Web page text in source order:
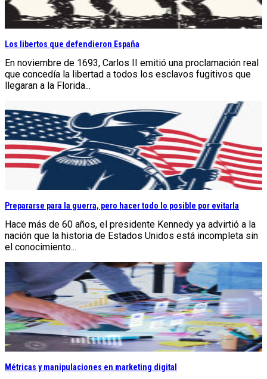
Los libertos que defendieron España
En noviembre de 1693, Carlos II emitió una proclamación real
que concedía la libertad a todos los esclavos fugitivos que
llegaran a la Florida...
Prepararse para la guerra, pero hacer todo lo posible por evitarla
Hace más de 60 años, el presidente Kennedy ya advirtió a la
nación que la historia de Estados Unidos está incompleta sin
el conocimiento...
Métricas y manipulaciones en marketing digital